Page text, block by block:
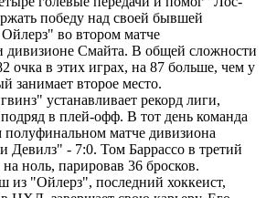
победу над своей бывшей
во втором матче
дивизионе Смайта. В общей сложности
очка в этих играх, на 87 больше, чем у
занимает второе место.
устанавливает рекорд лиги,
в плей-офф. В тот день команда
полуфинальном матче дивизиона
- 7:0. Том Баррассо в третий
на ноль, парировав 36 бросков.
из "Ойлерз", последний хоккеист,